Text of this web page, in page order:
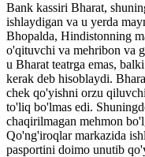
Bank kassiri Bharat,
ishlaydigan va u yerda
Bhopalda, Hindistonning
o'qituvchi va mehribon va
u Bharat teatrga emas,
kerak deb hisoblaydi.
chek qo'yishni orzu
to'liq bo'lmas edi.
chaqirilmagan mehmon
Qo'ng'iroqlar markazida
pasportini doimo unutib